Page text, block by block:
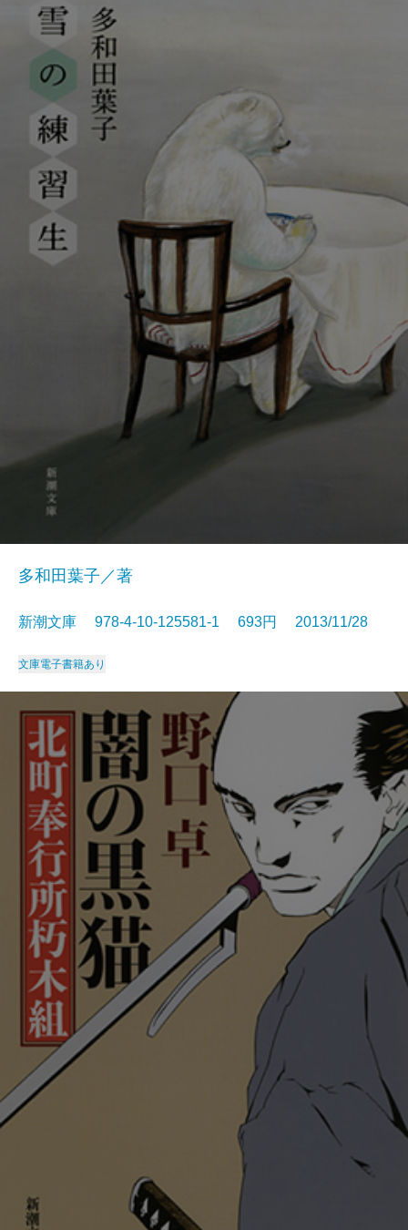
多和田葉子／著
新潮文庫 978-4-10-125581-1 693円 2013/11/28
文庫電子書籍あり